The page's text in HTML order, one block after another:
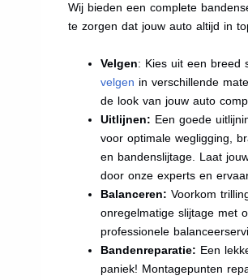
Wij bieden een complete
te zorgen dat jouw auto altijd in
Velgen: Kies uit een breed
velgen in verschillende
de look van jouw auto
Uitlijnen: Een goede
voor optimale wegligging,
en bandenslijtage. Laat
door onze experts en
Balanceren: Voorkom
onregelmatige slijtage met
professionele
Bandenreparatie: Een
paniek! Montagepunten